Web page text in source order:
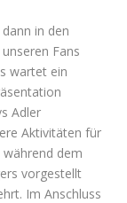
in den
Fans
wartet ein
Adler
Aktivitäten für
dem
vorgestellt
Im Anschluss